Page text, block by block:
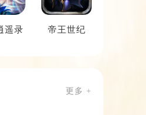
遥录 帝王世纪
更多 +